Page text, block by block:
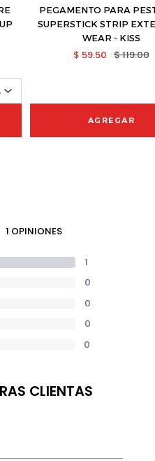
PEGAMENTO PARA
SUPERSTICK STRIP
WEAR - KISS
$ 59.50 $ 119.00
AGREGAR
1 OPINIONES
1
0
0
0
0
CLIENTAS